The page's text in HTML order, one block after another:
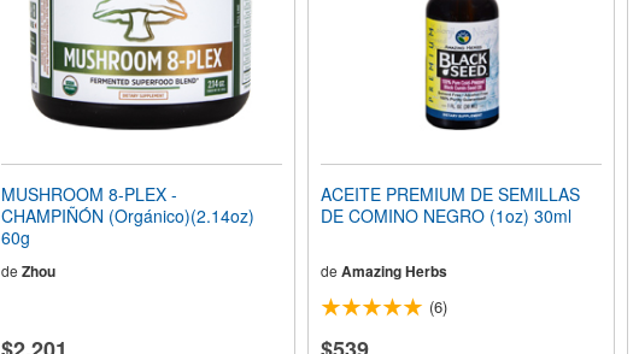
MUSHROOM 8-PLEX -
CHAMPIÑÓN (Orgánico)(2.14oz)
60g
de Zhou
ACEITE PREMIUM DE SEMILLAS
DE COMINO NEGRO (1oz) 30ml
de Amazing Herbs
(6)